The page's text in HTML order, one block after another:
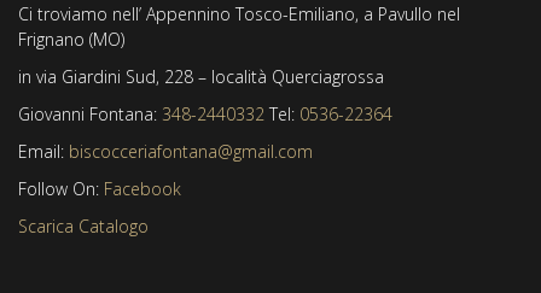
Ci troviamo nell’ Appennino Tosco-Emiliano, a Pavullo nel
Frignano (MO)
in via Giardini Sud, 228 – località Querciagrossa
Giovanni Fontana: 348-2440332 Tel: 0536-22364
Email: biscocceriafontana@gmail.com
Follow On: Facebook
Scarica Catalogo